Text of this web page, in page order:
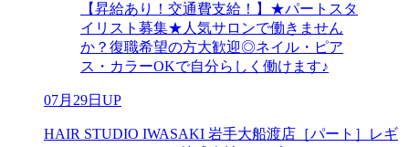
【昇給あり！交通費支給！】★パートスタ
イリスト募集★人気サロンで働きません
か？復職希望の方大歓迎◎ネイル・ピア
ス・カラーOKで自分らしく働けます♪
07月29日UP
HAIR STUDIO IWASAKI 岩手大船渡店［パート］レギ